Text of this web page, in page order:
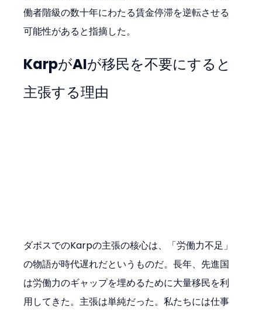
働者階級の数十年にわたる賃金停滞を逆転させる
可能性があると指摘した。
KarpがAIが移民を不要にすると
主張する理由
ダボスでのKarpの主張の核心は、「労働力不足」
の物語が時代遅れだというものだ。長年、先進国
は労働力のギャップを埋めるために大量移民を利
用してきた。主張は単純だった。私たちには仕事